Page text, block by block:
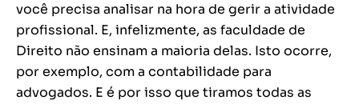
você precisa analisar na hora de gerir a atividade
profissional. E, infelizmente, as faculdade de
Direito não ensinam a maioria delas. Isto ocorre,
por exemplo, com a contabilidade para
advogados. E é por isso que tiramos todas as